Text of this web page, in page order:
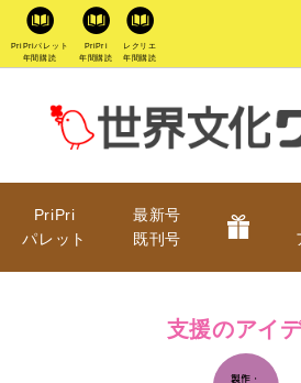
PriPriパレット
年間購読
PriPri
年間購読
レクリエ
年間購読
PriPri
パレット
最新号
既刊号
支援のアイ